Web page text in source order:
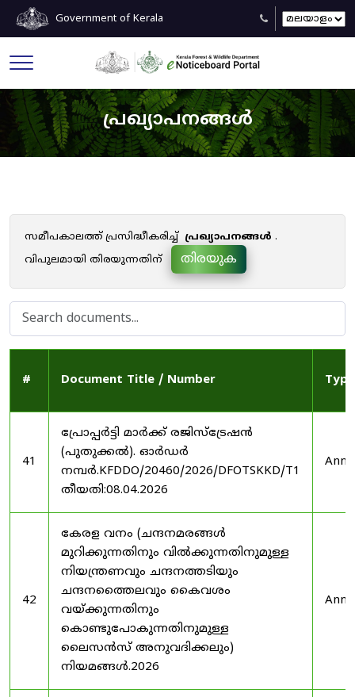
Government of Kerala
പ്രഖ്യാപനങ്ങൾ
സമീപകാലത്ത് പ്രസിദ്ധീകരിച്ച് പ്രഖ്യാപനങ്ങൾ .
വിപുലമായി തിരയുന്നതിന്
തിരയുക
# Document Title / Number Type
41
പ്രോപ്പർട്ടി മാർക്ക് രജിസ്ട്രേഷൻ
(പുതുക്കൽ). ഓർഡർ
നമ്പർ.KFDDO/20460/2026/DFOTSKKD/T1
തീയതി:08.04.2026
42
കേരള വനം (ചന്ദനമരങ്ങൾ
മുറിക്കുന്നതിനും വിൽക്കുന്നതിനുമുള്ള
നിയന്ത്രണവും ചന്ദനത്തടിയും
ചന്ദനത്തൈലവും കൈവശം
വയ്ക്കുന്നതിനും
കൊണ്ടുപോകുന്നതിനുമുള്ള
ലൈസൻസ് അനുവദിക്കലും)
നിയമങ്ങൾ.2026